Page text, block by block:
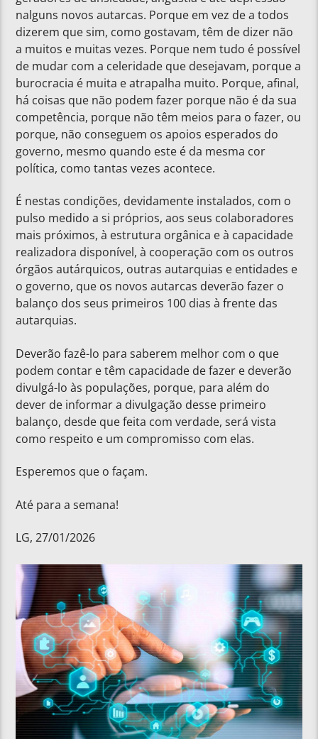
nalguns novos autarcas. Porque em vez de a todos
dizerem que sim, como gostavam, têm de dizer não
a muitos e muitas vezes. Porque nem tudo é possível
de mudar com a celeridade que desejavam, porque a
burocracia é muita e atrapalha muito. Porque, afinal,
há coisas que não podem fazer porque não é da sua
competência, porque não têm meios para o fazer, ou
porque, não conseguem os apoios esperados do
governo, mesmo quando este é da mesma cor
política, como tantas vezes acontece.
É nestas condições, devidamente instalados, com o
pulso medido a si próprios, aos seus colaboradores
mais próximos, à estrutura orgânica e à capacidade
realizadora disponível, à cooperação com os outros
órgãos autárquicos, outras autarquias e entidades e
o governo, que os novos autarcas deverão fazer o
balanço dos seus primeiros 100 dias à frente das
autarquias.
Deverão fazê-lo para saberem melhor com o que
podem contar e têm capacidade de fazer e deverão
divulgá-lo às populações, porque, para além do
dever de informar a divulgação desse primeiro
balanço, desde que feita com verdade, será vista
como respeito e um compromisso com elas.
Esperemos que o façam.
Até para a semana!
LG, 27/01/2026